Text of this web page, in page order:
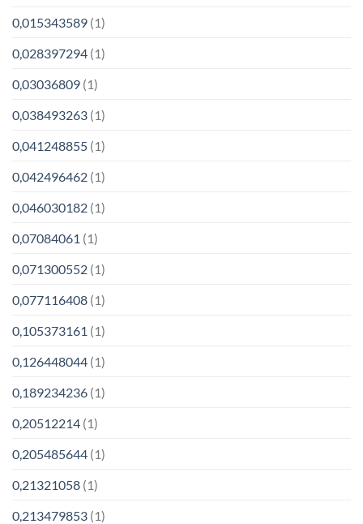
0,015343589 (1)
0,028397294 (1)
0,03036809 (1)
0,038493263 (1)
0,041248855 (1)
0,042496462 (1)
0,046030182 (1)
0,07084061 (1)
0,071300552 (1)
0,077116408 (1)
0,105373161 (1)
0,126448044 (1)
0,189234236 (1)
0,20512214 (1)
0,205485644 (1)
0,21321058 (1)
0,213479853 (1)